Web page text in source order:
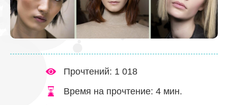
Прочтений: 1 018
Время на прочтение: 4 мин.